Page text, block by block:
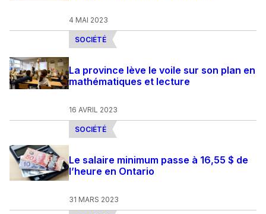
4 MAI 2023
SOCIÉTÉ
La province lève le voile sur son plan en
mathématiques et lecture
16 AVRIL 2023
SOCIÉTÉ
Le salaire minimum passe à 16,55 $ de
l’heure en Ontario
31 MARS 2023